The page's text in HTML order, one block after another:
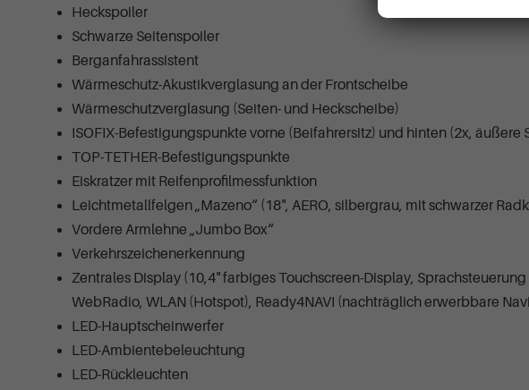
Heckspoiler
Schwarze Seitenspoiler
Berganfahrassistent
Wärmeschutz-Akustikverglasung an der Frontscheibe
Wärmeschutzverglasung (Seiten- und Heckscheibe)
ISOFIX-Befestigungspunkte vorne (Beifahrersitz) und hinten (2x, äußere
TOP-TETHER-Befestigungspunkte
Eiskratzer mit Reifenprofilmessfunktion
Leichtmetallfelgen „Mazeno“ (18", AERO, silbergrau, mit schwarzer
Vordere Armlehne „Jumbo Box“
Verkehrszeichenerkennung
Zentrales Display (10,4" farbiges Touchscreen-Display,
WebRadio, WLAN (Hotspot), Ready4NAVI (nachträglich erwerbbare
LED-Hauptscheinwerfer
LED-Ambientebeleuchtung
LED-Rückleuchten